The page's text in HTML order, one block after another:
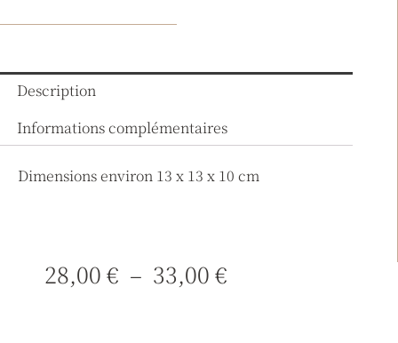
Description
Informations complémentaires
Dimensions environ 13 x 13 x 10 cm
28,00€ – 33,00€